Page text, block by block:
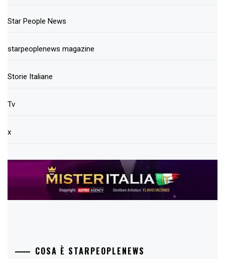
Star People News
starpeoplenews magazine
Storie Italiane
Tv
x
COSA È STARPEOPLENEWS